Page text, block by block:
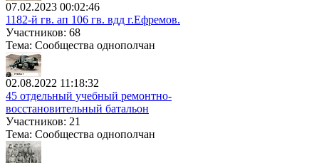
07.02.2023 00:02:46
1182-й гв. ап 106 гв. вдд г.Ефремов.
Участников: 68
Тема: Сообщества однополчан
02.08.2022 11:18:32
45 отдельный учебный ремонтно-
восстановительный батальон
Участников: 21
Тема: Сообщества однополчан